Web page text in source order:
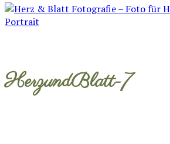
HerzundBlatt-7